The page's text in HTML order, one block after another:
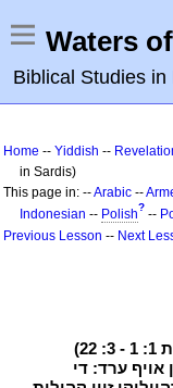
Waters
Biblical Studies
Home -- Yiddish --
in Sardis)
This page in: --Arabic --
Indonesian -- Polish? --
Previous Lesson -- Next
אויף ערד: די